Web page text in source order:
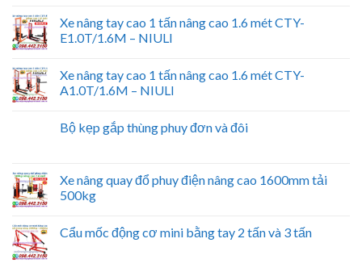
Xe nâng tay cao 1 tấn nâng cao 1.6 mét CTY-
E1.0T/1.6M – NIULI
Xe nâng tay cao 1 tấn nâng cao 1.6 mét CTY-
A1.0T/1.6M – NIULI
Bộ kẹp gắp thùng phuy đơn và đôi
Xe nâng quay đổ phuy điện nâng cao 1600mm tải
500kg
Cẩu mốc động cơ mini bằng tay 2 tấn và 3 tấn